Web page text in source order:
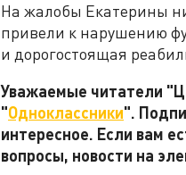
На жалобы Екатерины
привели к нарушению
и дорогостоящая
Уважаемые читатели
"Одноклассники".
интересное. Если вам
вопросы, новости на